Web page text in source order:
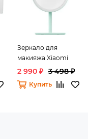
Зеркало для
макияжа Xiaomi
DOCO Mirror Pro
2 990 ₽ 3 498 ₽
Купить